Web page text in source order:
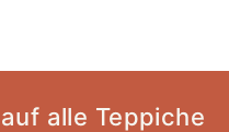
alle Teppiche